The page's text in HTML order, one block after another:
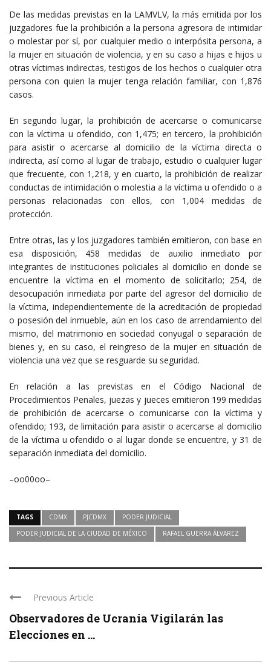
De las medidas previstas en la LAMVLV, la más emitida por los
juzgadores fue la prohibición a la persona agresora de intimidar
o molestar por sí, por cualquier medio o interpósita persona, a
la mujer en situación de violencia, y en su caso a hijas e hijos u
otras víctimas indirectas, testigos de los hechos o cualquier otra
persona con quien la mujer tenga relación familiar, con 1,876
casos.
En segundo lugar, la prohibición de acercarse o comunicarse
con la víctima u ofendido, con 1,475; en tercero, la prohibición
para asistir o acercarse al domicilio de la víctima directa o
indirecta, así como al lugar de trabajo, estudio o cualquier lugar
que frecuente, con 1,218, y en cuarto, la prohibición de realizar
conductas de intimidación o molestia a la víctima u ofendido o a
personas relacionadas con ellos, con 1,004 medidas de
protección.
Entre otras, las y los juzgadores también emitieron, con base en
esa disposición, 458 medidas de auxilio inmediato por
integrantes de instituciones policiales al domicilio en donde se
encuentre la víctima en el momento de solicitarlo; 254, de
desocupación inmediata por parte del agresor del domicilio de
la víctima, independientemente de la acreditación de propiedad
o posesión del inmueble, aún en los caso de arrendamiento del
mismo, del matrimonio en sociedad conyugal o separación de
bienes y, en su caso, el reingreso de la mujer en situación de
violencia una vez que se resguarde su seguridad.
En relación a las previstas en el Código Nacional de
Procedimientos Penales, juezas y jueces emitieron 199 medidas
de prohibición de acercarse o comunicarse con la víctima y
ofendido; 193, de limitación para asistir o acercarse al domicilio
de la víctima u ofendido o al lugar donde se encuentre, y 31 de
separación inmediata del domicilio.
–oo00oo–
TAGS CDMX PJCDMX
PODER JUDICIAL
PODER JUDICIAL DE LA CIUDAD DE MÉXICO
RAFAEL GUERRA ÁLVAREZ
Previous Article
Observadores de Ucrania Vigilarán las
Elecciones en ...